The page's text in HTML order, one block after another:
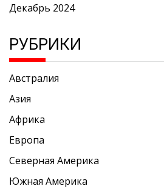
Декабрь 2024
РУБРИКИ
Австралия
Азия
Африка
Европа
Северная Америка
Южная Америка